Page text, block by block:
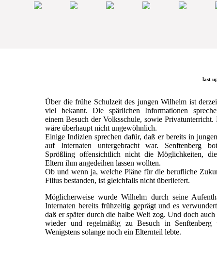
last
Über die frühe Schulzeit des jungen Wilhelm ist
viel bekannt. Die spärlichen Informationen
einem Besuch der Volksschule, sowie Privatunterricht.
wäre überhaupt nicht ungewöhnlich.
Einige Indizien sprechen dafür, daß er bereits in
auf Internaten untergebracht war. Senftenberg
Sprößling offensichtlich nicht die Möglichkeiten,
Eltern ihm angedeihen lassen wollten.
Ob und wenn ja, welche Pläne für die berufliche
Filius bestanden, ist gleichfalls nicht überliefert.
Möglicherweise wurde Wilhelm durch seine
Internaten bereits frühzeitig geprägt und es
daß er später durch die halbe Welt zog. Und doch
wieder und regelmäßig zu Besuch in Senftenberg
Wenigstens solange noch ein Elternteil lebte.